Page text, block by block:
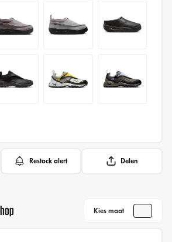
Restock alert Delen
Kies maat